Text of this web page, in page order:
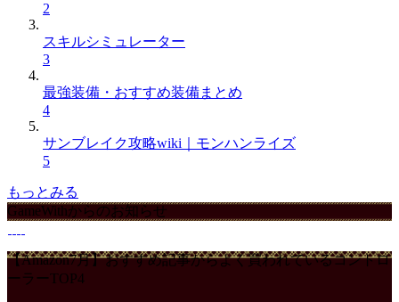
2
スキルシミュレーター
3
最強装備・おすすめ装備まとめ
4
サンブレイク攻略wiki｜モンハンライズ
5
もっとみる
GameWithからのお知らせ
【Amazon7月】おすすめ記事からよく買われているコントロ
ーラーTOP4